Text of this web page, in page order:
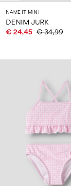
NAME IT MINI
DENIM JURK
€ 24,45 € 34,99